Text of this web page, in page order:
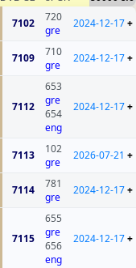
7102
720
gre
2024-12-17+
7109
710
gre
2024-12-17+
7112
653
gre
654
eng
2024-12-17+
7113
102
gre
2026-07-21 +
7114
781
gre
2024-12-17+
7115
655
gre
656
eng
2024-12-17+